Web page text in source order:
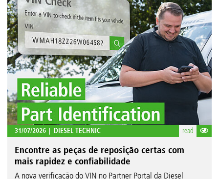
31/07/2026 DIESEL TECHNIC read
Encontre as peças de reposição certas com
mais rapidez e confiabilidade
A nova verificação do VIN no Partner Portal da Diesel